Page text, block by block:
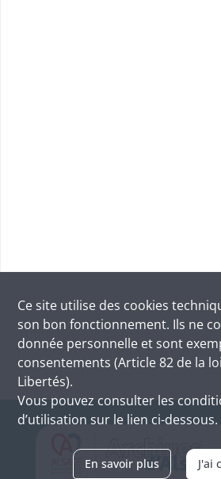
Ce site utilise des cookies
son bon fonctionnement. Ils ne
donnée personnelle et sont
consentements (Article 82 de la
Libertés).
Vous pouvez consulter les
d’utilisation sur le lien ci-dessous.
En savoir plus J'ai